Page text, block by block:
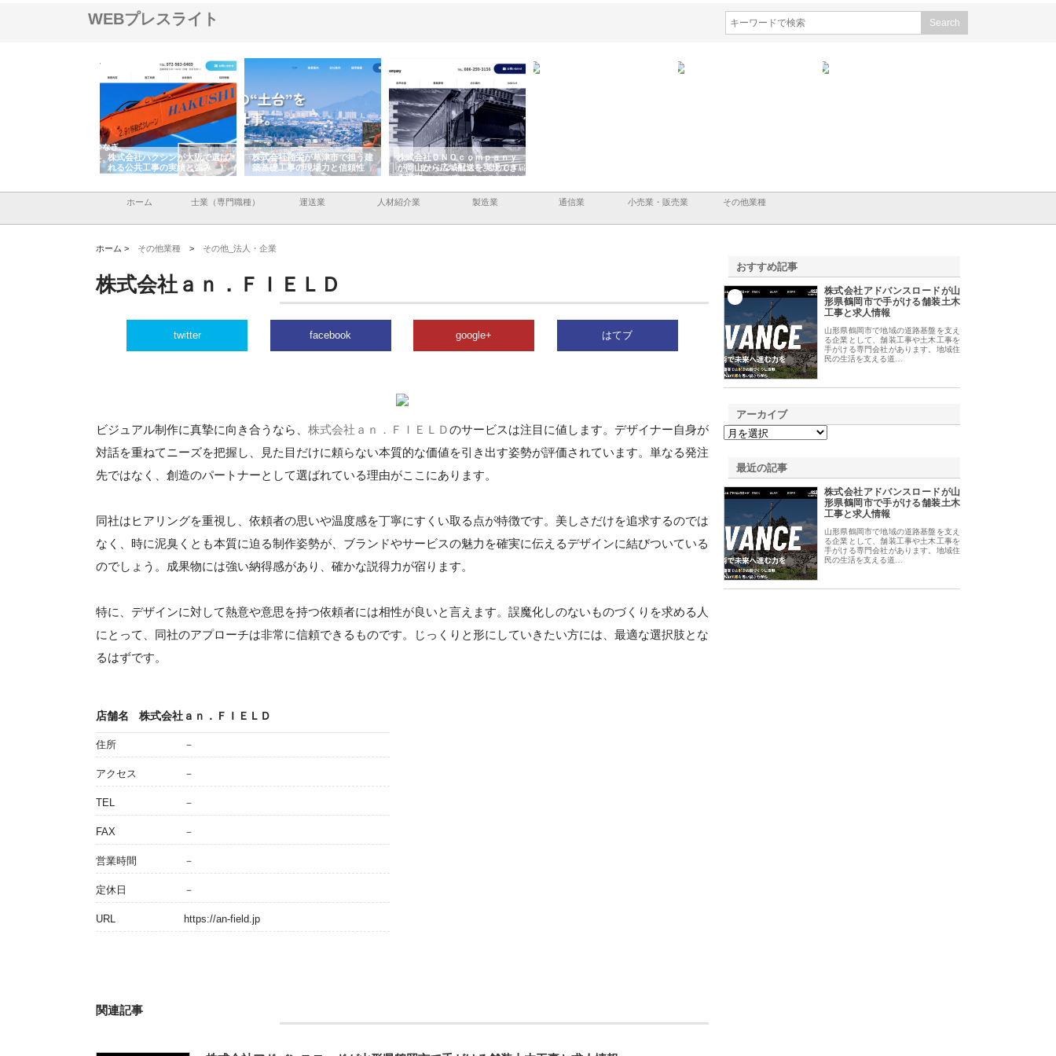
WEBプレスライト
会社ハクシンが大阪で選ば
株式会社翔栄が草津市で担う建
築基礎工事の現場力と信頼性
株式会社ＯＮＯｃｏｍｐａｎｙ
が岡山から広域配送を実現でき
る理由
株式会社アセットイノベーショ
ンのワンルーム投資で始める資
産形成と老後準備
ホーム 士業（専門職種） 運送業 人材紹介業 製造業 通信業 小売業・販売業 その他業種
ホーム > その他業種 > その他_法人・企業
株式会社ａｎ．ＦＩＥＬＤ
twitter facebook google+ はてブ
ビジュアル制作に真摯に向き合うなら、 株式会社ａｎ．ＦＩＥＬＤのサービスは注目に値します。デザイナー自身が
対話を重ねてニーズを把握し、見た目だけに頼らない本質的な価値を引き出す姿勢が評価されています。単なる発注
先ではなく、創造のパートナーとして選ばれている理由がここにあります。
同社はヒアリングを重視し、依頼者の思いや温度感を丁寧にすくい取る点が特徴です。美しさだけを追求するのでは
なく、時に泥臭くとも本質に迫る制作姿勢が、ブランドやサービスの魅力を確実に伝えるデザインに結びついている
のでしょう。成果物には強い納得感があり、確かな説得力が宿ります。
特に、デザインに対して熱意や意思を持つ依頼者には相性が良いと言えます。誤魔化しのないものづくりを求める人
にとって、同社のアプローチは非常に信頼できるものです。じっくりと形にしていきたい方には、最適な選択肢とな
るはずです。
店舗名 株式会社ａｎ．ＦＩＥＬＤ
住所 －
アクセス －
TEL －
FAX －
営業時間 －
定休日 －
URL https://an-field.jp
関連記事
おすすめ記事
株式会社アドバンスロードが山
形県鶴岡市で手がける舗装土木
工事と求人情報
山形県鶴岡市で地域の道路基盤を支え
る企業として、舗装工事や土木工事を
手がける専門会社があります。地域住
民の生活を支える道…
アーカイブ
最近の記事
株式会社アドバンスロードが山
形県鶴岡市で手がける舗装土木
工事と求人情報
山形県鶴岡市で地域の道路基盤を支え
る企業として、舗装工事や土木工事を
手がける専門会社があります。地域住
民の生活を支える道…